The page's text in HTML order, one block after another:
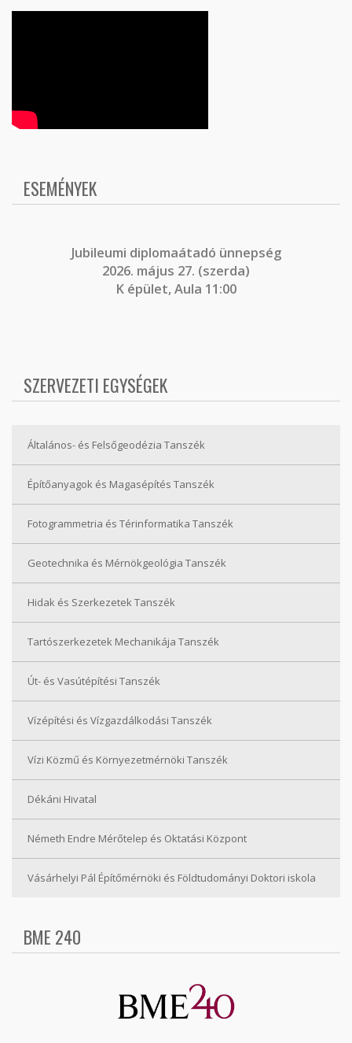
ESEMÉNYEK
Jubileumi diplomaátadó ünnepség
2026. május 27. (szerda)
K épület, Aula 11:00
SZERVEZETI EGYSÉGEK
Általános- és Felsőgeodézia Tanszék
Építőanyagok és Magasépítés Tanszék
Fotogrammetria és Térinformatika Tanszék
Geotechnika és Mérnökgeológia Tanszék
Hidak és Szerkezetek Tanszék
Tartószerkezetek Mechanikája Tanszék
Út- és Vasútépítési Tanszék
Vízépítési és Vízgazdálkodási Tanszék
Vízi Közmű és Környezetmérnöki Tanszék
Dékáni Hivatal
Németh Endre Mérőtelep és Oktatási Központ
Vásárhelyi Pál Építőmérnöki és Földtudományi Doktori iskola
BME 240